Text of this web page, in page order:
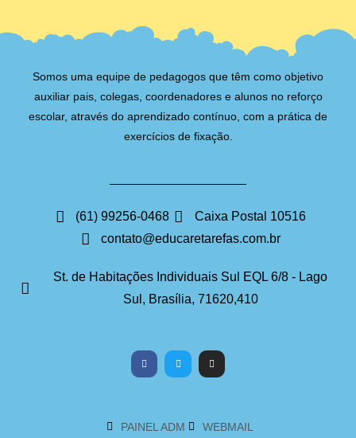
Somos uma equipe de pedagogos que têm como objetivo
auxiliar pais, colegas, coordenadores e alunos no reforço
escolar, através do aprendizado contínuo, com a prática de
exercícios de fixação.
(61) 99256-0468
Caixa Postal 10516
contato@educaretarefas.com.br
St. de Habitações Individuais Sul EQL 6/8 - Lago
Sul, Brasília, 71620,410
PAINEL ADM WEBMAIL